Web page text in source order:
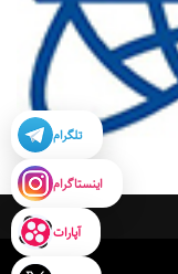
تلگرام
اینستاگرام
آپارات